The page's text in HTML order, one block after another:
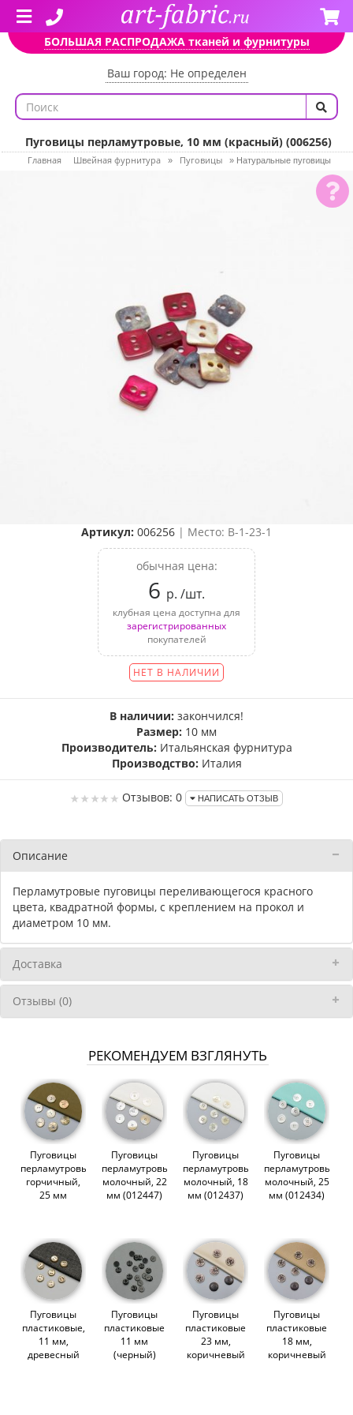
БОЛЬШАЯ РАСПРОДАЖА тканей и фурнитуры
Ваш город: Не определен
Пуговицы перламутровые, 10 мм (красный) (006256)
Главная Швейная фурнитура » Пуговицы » Натуральные пуговицы
Артикул: 006256 | Место: B-1-23-1
обычная цена:
6 р. /шт.
клубная цена доступна для
зарегистрированных
покупателей
НЕТ В НАЛИЧИИ
В наличии: закончился!
Размер: 10 мм
Производитель: Итальянская фурнитура
Производство: Италия
Отзывов: 0 НАПИСАТЬ ОТЗЫВ
Описание
Перламутровые пуговицы переливающегося красного
цвета, квадратной формы, с креплением на прокол и
диаметром 10 мм.
Доставка
Отзывы (0)
РЕКОМЕНДУЕМ ВЗГЛЯНУТЬ
Пуговицы
перламутровые,
горчичный,
25 мм
Пуговицы
перламутровые,
молочный, 22
мм (012447)
Пуговицы
перламутровые,
молочный, 18
мм (012437)
Пуговицы
перламутровые,
молочный, 25
мм (012434)
Пуговицы
пластиковые,
11 мм,
древесный
Пуговицы
пластиковые
11 мм
(черный)
Пуговицы
пластиковые
23 мм,
коричневый
Пуговицы
пластиковые
18 мм,
коричневый